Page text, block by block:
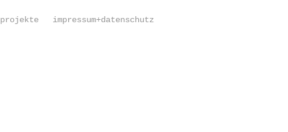
projekte impressum+datenschutz